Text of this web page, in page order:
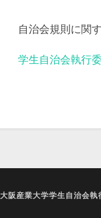
自治会規則に関
学生自治会執行
大阪産業大学学生自治会執